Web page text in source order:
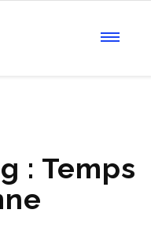
: Temps